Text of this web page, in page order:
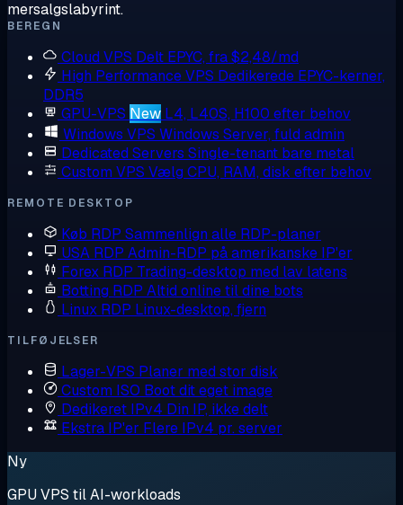
mersalgslabyrint.
BEREGN
Cloud VPS Delt EPYC, fra $2,48/md
High Performance VPS Dedikerede EPYC-kerner,
DDR5
GPU-VPS New L4, L40S, H100 efter behov
Windows VPS Windows Server, fuld admin
Dedicated Servers Single-tenant bare metal
Custom VPS Vælg CPU, RAM, disk efter behov
REMOTE DESKTOP
Køb RDP Sammenlign alle RDP-planer
USA RDP Admin-RDP på amerikanske IP'er
Forex RDP Trading-desktop med lav latens
Botting RDP Altid online til dine bots
Linux RDP Linux-desktop, fjern
TILFØJELSER
Lager-VPS Planer med stor disk
Custom ISO Boot dit eget image
Dedikeret IPv4 Din IP, ikke delt
Ekstra IP'er Flere IPv4 pr. server
Ny
GPU VPS til AI-workloads